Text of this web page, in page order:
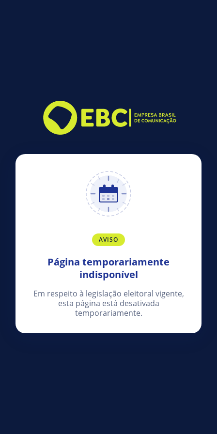
AVISO
Página temporariamente
indisponível
Em respeito à legislação eleitoral vigente,
esta página está desativada
temporariamente.